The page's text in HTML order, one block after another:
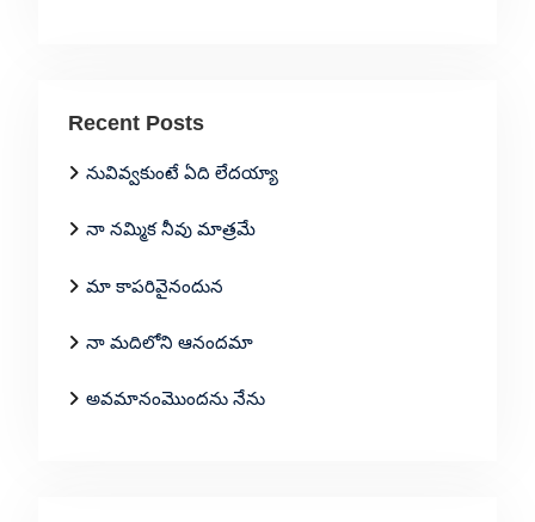
Recent Posts
నువివ్వకుంటే ఏది లేదయ్యా
నా నమ్మిక నీవు మాత్రమే
మా కాపరివైనందున
నా మదిలోని ఆనందమా
అవమానంమొందను నేను